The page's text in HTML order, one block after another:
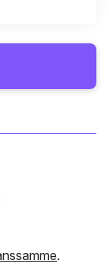
tunnuksilla
.